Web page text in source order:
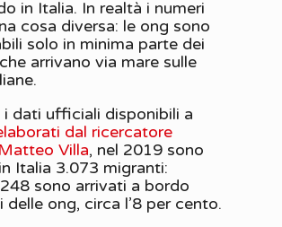
in Italia. In realtà i numeri
cosa diversa: le ong sono
solo in minima parte dei
arrivano via mare sulle
i dati ufficiali disponibili a
dal ricercatore
Villa, nel 2019 sono
Italia 3.073 migranti:
sono arrivati a bordo
delle ong, circa l’8 per cento.